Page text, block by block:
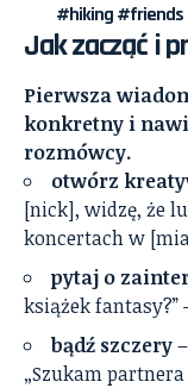
#hiking #friends
Jak zacząć i
Pierwsza
konkretny i
rozmówcy.
otwórz
[nick], widzę, że
koncertach w
pytaj o
książek
bądź szczery
„Szukam